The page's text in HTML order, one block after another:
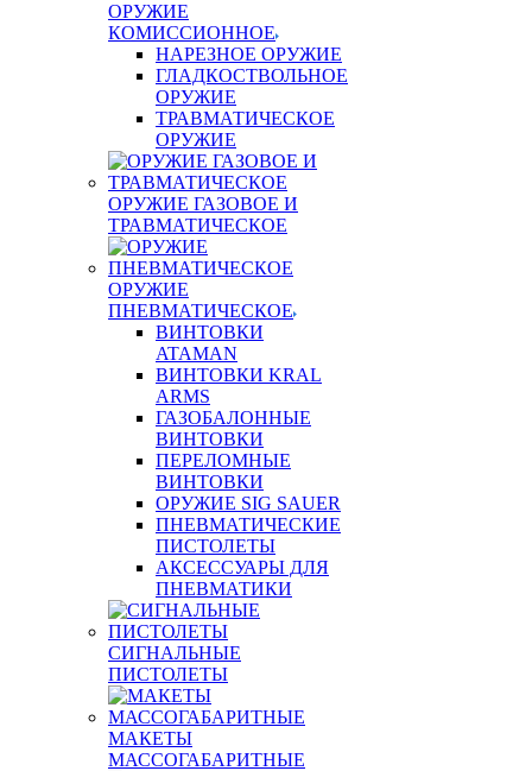
ОРУЖИЕ
КОМИССИОННОЕ
НАРЕЗНОЕ ОРУЖИЕ
ГЛАДКОСТВОЛЬНОЕ
ОРУЖИЕ
ТРАВМАТИЧЕСКОЕ
ОРУЖИЕ
ОРУЖИЕ ГАЗОВОЕ И
ТРАВМАТИЧЕСКОЕ
ОРУЖИЕ
ПНЕВМАТИЧЕСКОЕ
ВИНТОВКИ
ATAMAN
ВИНТОВКИ KRAL
ARMS
ГАЗОБАЛОННЫЕ
ВИНТОВКИ
ПЕРЕЛОМНЫЕ
ВИНТОВКИ
ОРУЖИЕ SIG SAUER
ПНЕВМАТИЧЕСКИЕ
ПИСТОЛЕТЫ
АКСЕССУАРЫ ДЛЯ
ПНЕВМАТИКИ
СИГНАЛЬНЫЕ
ПИСТОЛЕТЫ
МАКЕТЫ
МАССОГАБАРИТНЫЕ